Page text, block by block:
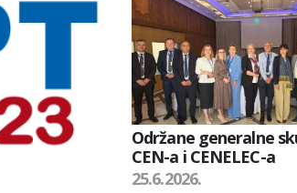
Održane generalne
CEN-a i CENELEC-a
25.6.2026.